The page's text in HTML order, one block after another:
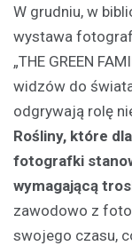
W grudniu, w
wystawa
„THE GREEN
widzów do
odgrywają rolę
Rośliny, które
fotografki
wymagającą
zawodowo z
swojego czasu,